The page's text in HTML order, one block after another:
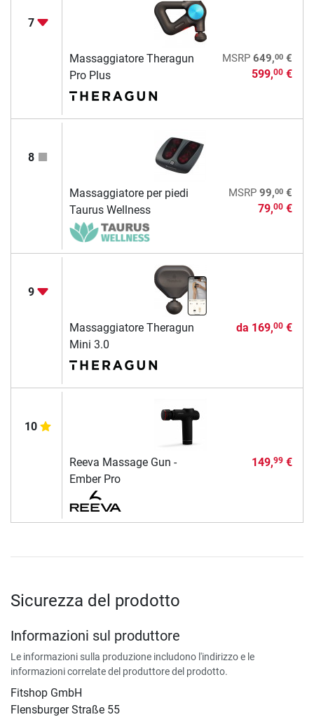
7
Massaggiatore Theragun
Pro Plus
MSRP 649,00€
599,00€
8
Massaggiatore per piedi
Taurus Wellness
MSRP 99,00€
79,00€
9
Massaggiatore Theragun
Mini 3.0
da 169,00€
10
Reeva Massage Gun -
Ember Pro
149,99€
Sicurezza del prodotto
Informazioni sul produttore
Le informazioni sulla produzione includono l'indirizzo e le
informazioni correlate del produttore del prodotto.
Fitshop GmbH
Flensburger Straße 55